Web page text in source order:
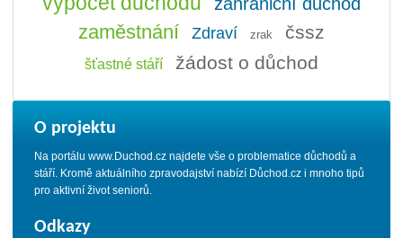
zaměstnání Zdraví zrak čssz
šťastné stáří žádost o důchod
O projektu
Na portálu www.Duchod.cz najdete vše o problematice důchodů a
stáří. Kromě aktuálního zpravodajství nabízí Důchod.cz i mnoho tipů
pro aktivní život seniorů.
Odkazy